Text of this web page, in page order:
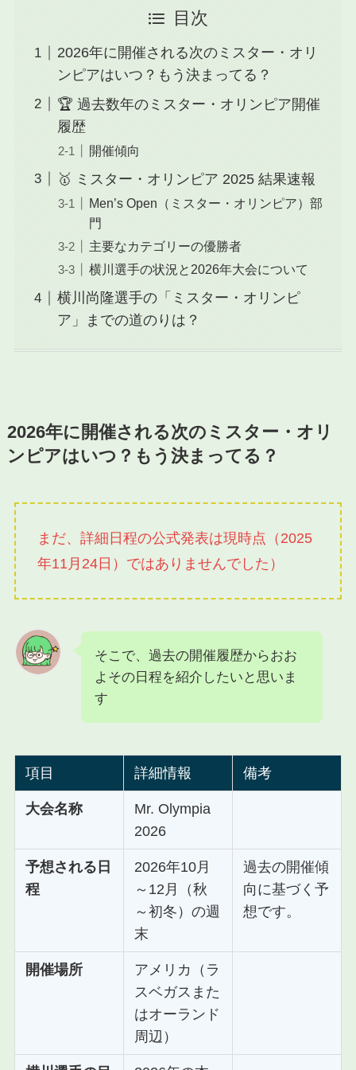
目次
2026年に開催される次のミスター・オリ
ンピアはいつ？もう決まってる？
🏆 過去数年のミスター・オリンピア開催
履歴
開催傾向
🥇 ミスター・オリンピア 2025 結果速報
Men’s Open（ミスター・オリンピア）部
門
主要なカテゴリーの優勝者
横川選手の状況と2026年大会について
横川尚隆選手の「ミスター・オリンピ
ア」までの道のりは？
2026年に開催される次のミスター・オリ
ンピアはいつ？もう決まってる？
まだ、詳細日程の公式発表は現時点（2025
年11月24日）ではありませんでした）
そこで、過去の開催履歴からおお
よその日程を紹介したいと思いま
す
項目 詳細情報 備考
大会名称
Mr. Olympia
2026
予想される日
程
2026年10月
～12月（秋
～初冬）の週
末
過去の開催傾
向に基づく予
想です。
開催場所
アメリカ（ラ
スベガスまた
はオーランド
周辺）